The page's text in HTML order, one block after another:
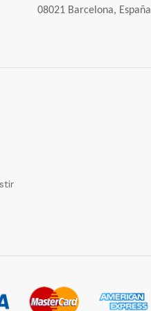
08021 Barcelona, España